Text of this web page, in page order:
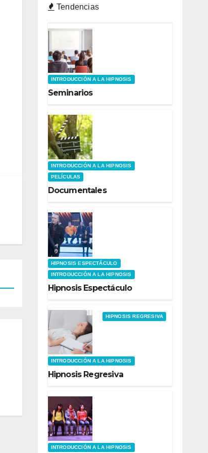
Tendencias
INTRODUCCIÓN A LA HIPNOSIS
Seminarios
INTRODUCCIÓN A LA HIPNOSIS
PELÍCULAS
Documentales
HIPNOSIS ESPECTÁCULO
INTRODUCCIÓN A LA HIPNOSIS
Hipnosis Espectáculo
HIPNOSIS REGRESIVA
INTRODUCCIÓN A LA HIPNOSIS
Hipnosis Regresiva
INTRODUCCIÓN A LA HIPNOSIS